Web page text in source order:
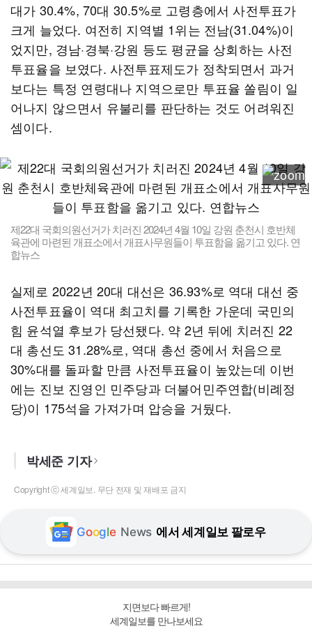
대가 30.4%, 70대 30.5%로 고령층에서 사전투표가
크게 늘었다. 여전히 지역별 1위는 전남(31.04%)이
었지만, 경남·경북·강원 등도 평균을 상회하는 사전
투표율을 보였다. 사전투표제도가 정착되면서 과거
보다는 특정 연령대나 지역으로만 투표율 쏠림이 일
어나지 않으면서 유불리를 판단하는 것도 어려워진
셈이다.
제22대 국회의원선거가 치러진 2024년 4월 10일 강원 춘천시 호반체
육관에 마련된 개표소에서 개표사무원들이 투표함을 옮기고 있다. 연
합뉴스
실제로 2022년 20대 대선은 36.93%로 역대 대선 중
사전투표율이 역대 최고치를 기록한 가운데 국민의
힘 윤석열 후보가 당선됐다. 약 2년 뒤에 치러진 22
대 총선도 31.28%로, 역대 총선 중에서 처음으로
30%대를 돌파할 만큼 사전투표율이 높았는데 이번
에는 진보 진영인 민주당과 더불어민주연합(비례정
당)이 175석을 가져가며 압승을 거뒀다.
박세준 기자
Copyright ⓒ 세계일보. 무단 전재 및 재배포 금지
Google News 에서 세계일보 팔로우
지면보다 빠르게!
세계일보를 만나보세요